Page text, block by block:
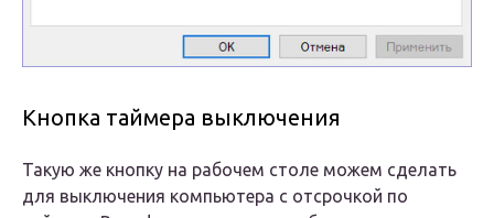
Кнопка таймера выключения
Такую же кнопку на рабочем столе можем сделать
для выключения компьютера с отсрочкой по